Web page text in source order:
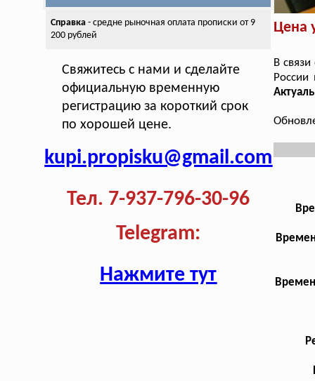
Справка- средне рыночная оплата прописки от 9
200 рублей
Свяжитесь с нами и сделайте
официальную временную
регистрацию за короткий срок
по хорошей цене.
kupi.propisku@gmail.com
Тел. 7-937-796-30-96
Telegram:
Нажмите тут
Цена
В